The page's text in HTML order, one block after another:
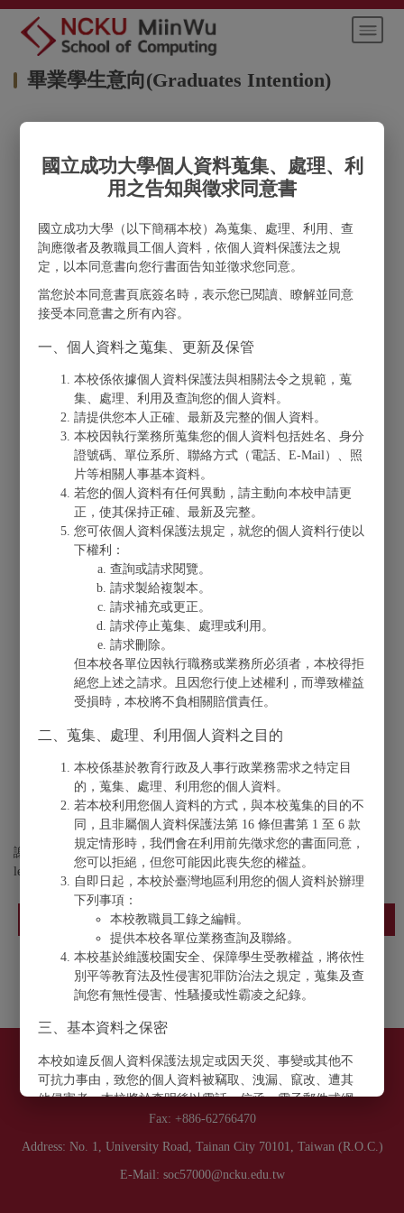
Jump
main
content
畢業學生意向(Graduates Intention)
國立成功大學個人資料蒐集、處理、利
用之告知與徵求同意書
國立成功大學（以下簡稱本校）為蒐集、處理、利用、查
詢應徵者及教職員工個人資料，依個人資料保護法之規
定，以本同意書向您行書面告知並徵求您同意。
當您於本同意書頁底簽名時，表示您已閱讀、瞭解並同意
接受本同意書之所有內容。
一、個人資料之蒐集、更新及保管
本校係依據個人資料保護法與相關法令之規範，蒐
集、處理、利用及查詢您的個人資料。
請提供您本人正確、最新及完整的個人資料。
本校因執行業務所蒐集您的個人資料包括姓名、身分
證號碼、單位系所、聯絡方式（電話、E-Mail）、照
片等相關人事基本資料。
若您的個人資料有任何異動，請主動向本校申請更
正，使其保持正確、最新及完整。
您可依個人資料保護法規定，就您的個人資料行使以
下權利：
查詢或請求閱覽。
請求製給複製本。
請求補充或更正。
請求停止蒐集、處理或利用。
請求刪除。
但本校各單位因執行職務或業務所必須者，本校得拒
絕您上述之請求。且因您行使上述權利，而導致權益
受損時，本校將不負相關賠償責任。
二、蒐集、處理、利用個人資料之目的
本校係基於教育行政及人事行政業務需求之特定目
的，蒐集、處理、利用您的個人資料。
若本校利用您個人資料的方式，與本校蒐集的目的不
同，且非屬個人資料保護法第 16 條但書第 1 至 6 款
規定情形時，我們會在利用前先徵求您的書面同意，
您可以拒絕，但您可能因此喪失您的權益。
自即日起，本校於臺灣地區利用您的個人資料於辦理
下列事項：
本校教職員工錄之編輯。
提供本校各單位業務查詢及聯絡。
本校基於維護校園安全、保障學生受教權益，將依性
別平等教育法及性侵害犯罪防治法之規定，蒐集及查
詢您有無性侵害、性騷擾或性霸凌之紀錄。
三、基本資料之保密
本校如違反個人資料保護法規定或因天災、事變或其他不
可抗力事由，致您的個人資料被竊取、洩漏、竄改、遭其
他侵害者，本校將於查明後以電話、信函、電子郵件或網
站公告等方法，擇適當方式通知您。
四、同意書之效力
當您於本同意書頁底簽名時，即表示您已閱讀、瞭解
英文姓名 English Full Name:
生日 Date of Birth(YYYY/MM/DD):
學號 Student ID Number:
性別 Gender:
男性 Male
女性 Female
不提供 Prefer not to provide
生涯規劃 Career Planning:
就業中 Under Employment
繼續升學 Continuing Education
待業中 Looking for Employment
目前就業公司(請填全名) Current Employment (Full Name):
行業別 Industry:
聯絡電話 Phone Number:
聯絡地址 Address:
謝謝您留下資料，敬請持續關注本學院相關訊息！ Thank you for
leaving your information. Stay tuned for more information about SoC!
確認送出
Miin Wu School of Computing, National Cheng Kung University
Phone: +886-62757575 Ext. 80970 #109
Fax: +886-62766470
Address: No. 1, University Road, Tainan City 70101, Taiwan (R.O.C.)
E-Mail: soc57000@ncku.edu.tw